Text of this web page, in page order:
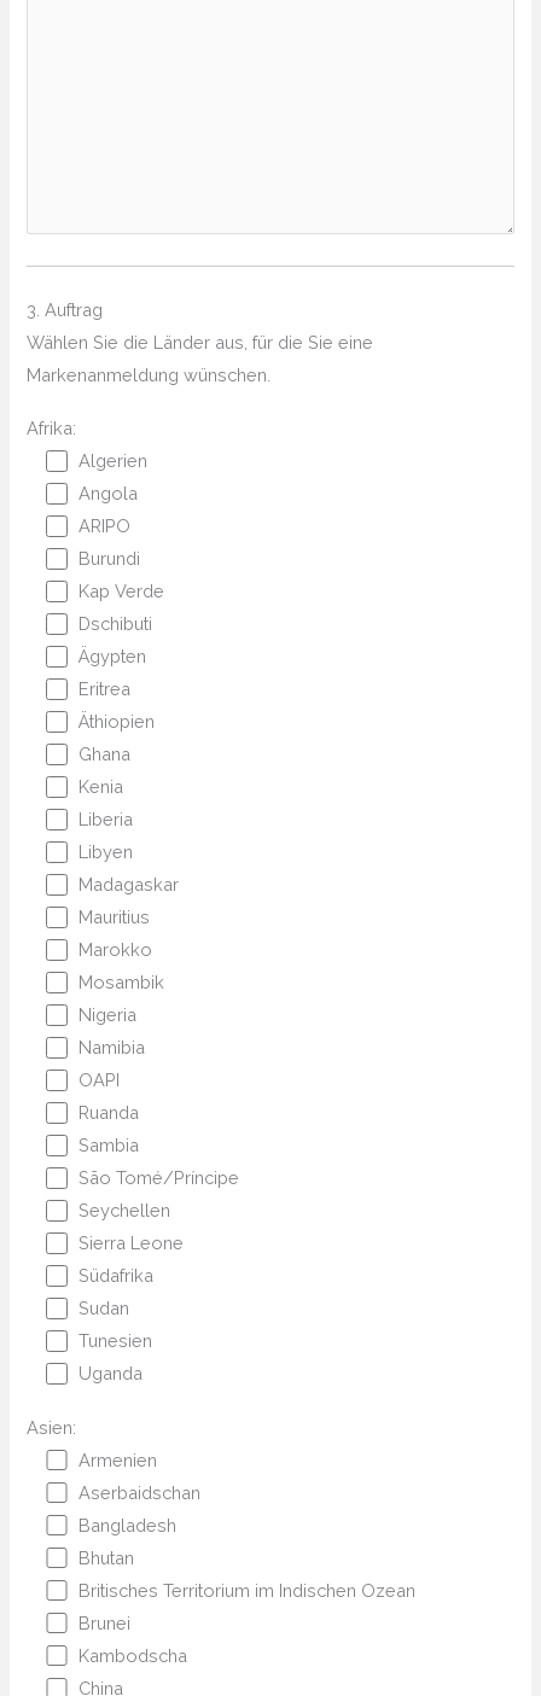
3. Auftrag
Wählen Sie die Länder aus, für die Sie eine
Markenanmeldung wünschen.
Afrika:
Algerien
Angola
ARIPO
Burundi
Kap Verde
Dschibuti
Ägypten
Eritrea
Äthiopien
Ghana
Kenia
Liberia
Libyen
Madagaskar
Mauritius
Marokko
Mosambik
Nigeria
Namibia
OAPI
Ruanda
Sambia
São Tomé/Príncipe
Seychellen
Sierra Leone
Südafrika
Sudan
Tunesien
Uganda
Asien:
Armenien
Aserbaidschan
Bangladesh
Bhutan
Britisches Territorium im Indischen Ozean
Brunei
Kambodscha
China